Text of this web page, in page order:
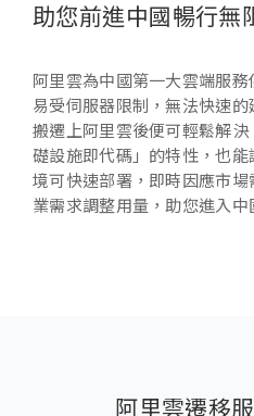
助您前進中國暢行無
阿里雲為中國第一大雲端服
易受伺服器限制，無法快速
搬遷上阿里雲後便可輕鬆解
礎設施即代碼」的特性，也
境可快速部署，即時因應市
業需求調整用量，助您進入中
阿里雲遷移